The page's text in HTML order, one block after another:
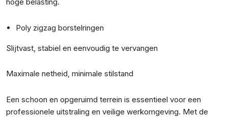
hoge belasting.
Poly zigzag borstelringen
Slijtvast, stabiel en eenvoudig te vervangen
Maximale netheid, minimale stilstand
Een schoon en opgeruimd terrein is essentieel voor een
professionele uitstraling en veilige werkomgeving. Met de